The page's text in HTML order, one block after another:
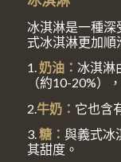
冰淇淋是一種深
式冰淇淋更加順
1.奶油： 冰淇淋
（約10-20%）
2. 牛奶： 它也含
3.糖： 與義式冰
其甜度。